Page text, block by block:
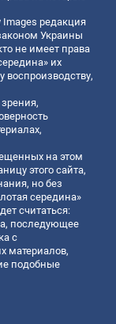
редакция
Украины
не имеет права
их
на этом
этого сайта,
но без
середина»
считаться:
последующее
с
материалов,
подобные